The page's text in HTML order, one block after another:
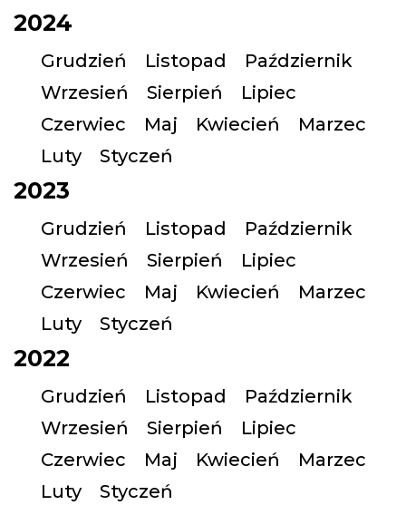
2024
Grudzień Listopad
Październik
Wrzesień
Sierpień
Lipiec
Czerwiec
Maj Kwiecień
Marzec
Luty
Styczeń
2023
Grudzień Listopad
Październik
Wrzesień
Sierpień
Lipiec
Czerwiec
Maj Kwiecień
Marzec
Luty
Styczeń
2022
Grudzień Listopad
Październik
Wrzesień
Sierpień
Lipiec
Czerwiec
Maj Kwiecień
Marzec
Luty
Styczeń